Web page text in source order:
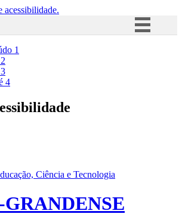
acessibilidade.
Acesso à informação
1
2
3
4
Ciência e Tecnologia